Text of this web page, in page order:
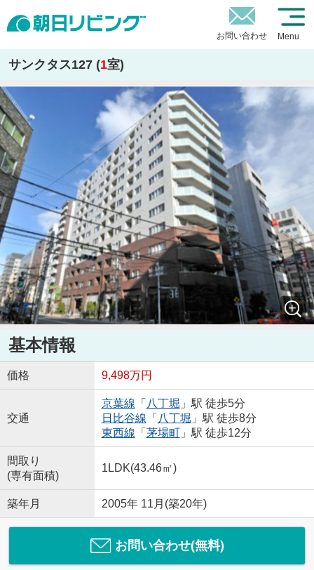
お問い合わせ Menu
サンクタス127 (1室)
基本情報
価格 9,498万円
交通
京葉線 「 八丁堀 」駅 徒歩5分
日比谷線 「 八丁堀 」駅 徒歩8分
東西線 「 茅場町」駅 徒歩12分
間取り
(専有面積)
1LDK(43.46㎡)
築年月 2005年 11月(築20年)
お問い合わせ(無料)